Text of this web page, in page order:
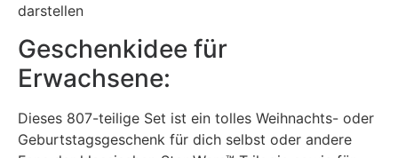
darstellen
Geschenkidee für
Erwachsene:
Dieses 807-teilige Set ist ein tolles Weihnachts- oder
Geburtstagsgeschenk für dich selbst oder andere